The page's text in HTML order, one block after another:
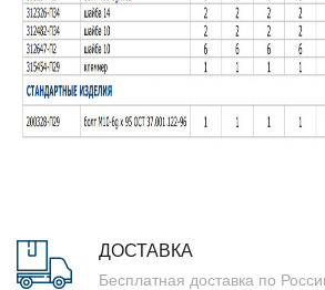
ДОСТАВКА
Бесплатная доставка по